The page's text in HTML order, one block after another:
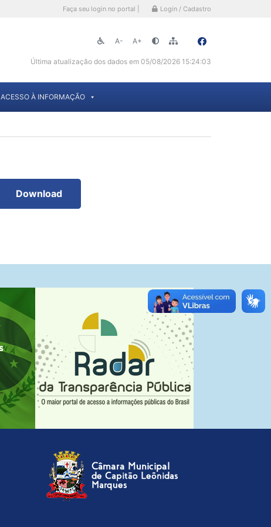
Faça seu login no portal | Login / Cadastro
A- A+
Última atualização dos dados em 05/08/2026 15:24:03
ACESSO À INFORMAÇÃO
Download